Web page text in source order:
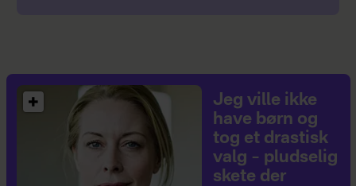
Jeg ville ikke
have børn og
tog et drastisk
valg – pludselig
skete der